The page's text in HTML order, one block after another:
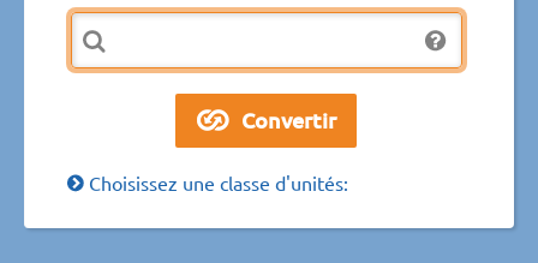
Choisissez une classe d'unités: